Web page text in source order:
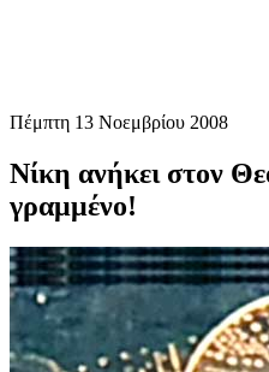
Πέμπτη 13 Νοεμβρίου 2008
Νίκη ανήκει στον
γραμμένο!